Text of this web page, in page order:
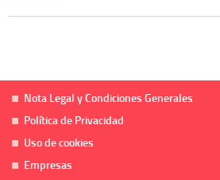
Nota Legal y Condiciones Generales
Política de Privacidad
Uso de cookies
Empresas